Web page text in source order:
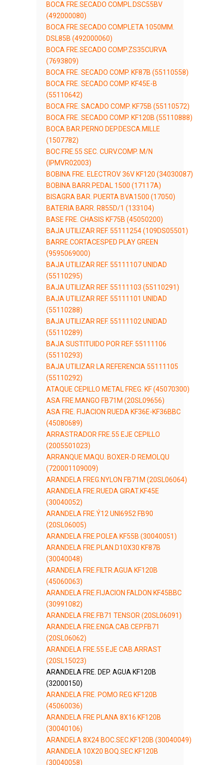
BOCA FRE.SECADO COMPL.DSC55BV
(492000080)
BOCA FRE.SECADO COMPLETA 1050MM.
DSL85B (492000060)
BOCA FRE.SECADO COMP.ZS35CURVA
(7693809)
BOCA FRE. SECADO COMP. KF87B (55110558)
BOCA FRE. SECADO COMP. KF45E-B
(55110642)
BOCA FRE. SACADO COMP. KF75B (55110572)
BOCA FRE. SECADO COMP. KF120B (55110888)
BOCA BAR.PERNO DEP.DESCA.MILLE
(1507782)
BOC.FRE.55 SEC. CURV.COMP. M/N
(IPMVR02003)
BOBINA FRE. ELECTROV 36V KF120 (34030087)
BOBINA BARR.PEDAL 1500 (17117A)
BISAGRA BAR. PUERTA BVA1500 (17050)
BATERIA BARR. R855D/1 (133104)
BASE FRE. CHASIS KF75B (45050200)
BAJA UTILIZAR REF. 55111254 (109DS05501)
BARRE.CORTACESPED PLAY GREEN
(9595069000)
BAJA UTILIZAR REF. 55111107 UNIDAD
(55110295)
BAJA UTILIZAR REF. 55111103 (55110291)
BAJA UTILIZAR REF. 55111101 UNIDAD
(55110288)
BAJA UTILIZAR REF. 55111102 UNIDAD
(55110289)
BAJA SUSTITUIDO POR REF. 55111106
(55110293)
BAJA UTILIZAR LA REFERENCIA 55111105
(55110292)
ATAQUE CEPILLO METAL FREG. KF (45070300)
ASA FRE.MANGO FB71M (20SL09656)
ASA FRE. FIJACION RUEDA KF36E-KF36BBC
(45080689)
ARRASTRADOR FRE.55 EJE CEPILLO
(2005501023)
ARRANQUE MAQU. BOXER-D REMOLQU
(720001109009)
ARANDELA FREG.NYLON FB71M (20SL06064)
ARANDELA FRE.RUEDA GIRAT.KF45E
(30040052)
ARANDELA FRE.Ý12 UNI6952 FB90
(20SL06005)
ARANDELA FRE.POLEA KF55B (30040051)
ARANDELA FRE.PLAN.D10X30 KF87B
(30040048)
ARANDELA FRE.FILTR.AGUA KF120B
(45060063)
ARANDELA FRE.FIJACION FALDON KF45BBC
(30991082)
ARANDELA FRE.FB71 TENSOR (20SL06091)
ARANDELA FRE.ENGA.CAB.CEP.FB71
(20SL06062)
ARANDELA FRE.55 EJE CAB.ARRAST
(20SL15023)
ARANDELA FRE. DEP. AGUA KF120B
(32000150)
ARANDELA FRE. POMO REG KF120B
(45060036)
ARANDELA FRE PLANA 8X16 KF120B
(30040106)
ARANDELA 8X24 BOC.SEC.KF120B (30040049)
ARANDELA 10X20 BOQ.SEC.KF120B
(30040058)